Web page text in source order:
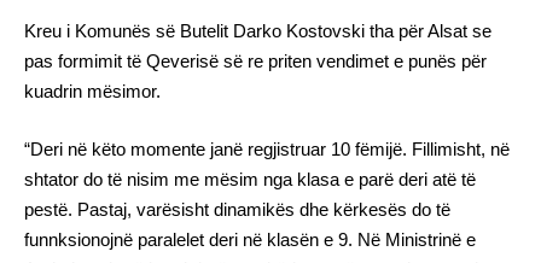
Kreu i Komunës së Butelit Darko Kostovski tha për Alsat se
pas formimit të Qeverisë së re priten vendimet e punës për
kuadrin mësimor.
“Deri në këto momente janë regjistruar 10 fëmijë. Fillimisht, në
shtator do të nisim me mësim nga klasa e parë deri atë të
pestë. Pastaj, varësisht dinamikës dhe kërkesës do të
funnksionojnë paralelet deri në klasën e 9. Në Ministrinë e